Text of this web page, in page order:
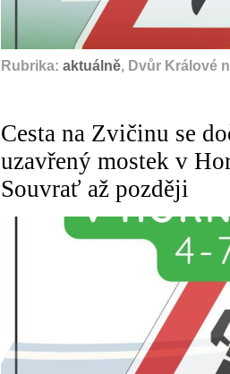
Rubrika: aktuálně, Dvůr Králové
Cesta na Zvičinu se
uzavřený mostek v
Souvrať až později